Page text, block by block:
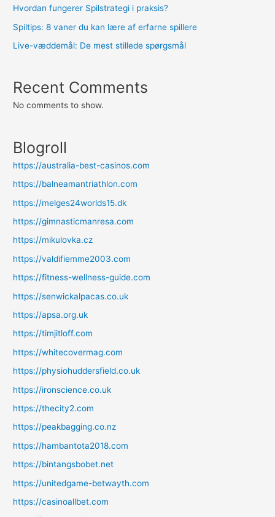
Hvordan fungerer Spilstrategi i praksis?
Spiltips: 8 vaner du kan lære af erfarne spillere
Live-væddemål: De mest stillede spørgsmål
Recent Comments
No comments to show.
Blogroll
https://australia-best-casinos.com
https://balneamantriathlon.com
https://melges24worlds15.dk
https://gimnasticmanresa.com
https://mikulovka.cz
https://valdifiemme2003.com
https://fitness-wellness-guide.com
https://senwickalpacas.co.uk
https://apsa.org.uk
https://timjitloff.com
https://whitecovermag.com
https://physiohuddersfield.co.uk
https://ironscience.co.uk
https://thecity2.com
https://peakbagging.co.nz
https://hambantota2018.com
https://bintangsbobet.net
https://unitedgame-betwayth.com
https://casinoallbet.com